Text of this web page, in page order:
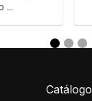
...
Catálogo